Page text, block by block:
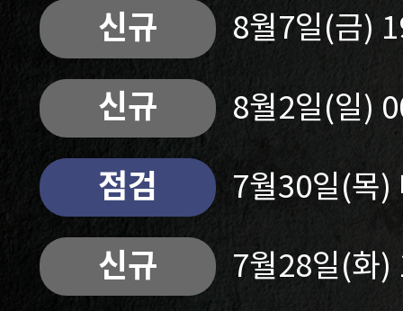
신규 8월7일(금)
신규 8월2일(일)
점검 7월30일(목)
신규 7월28일(화